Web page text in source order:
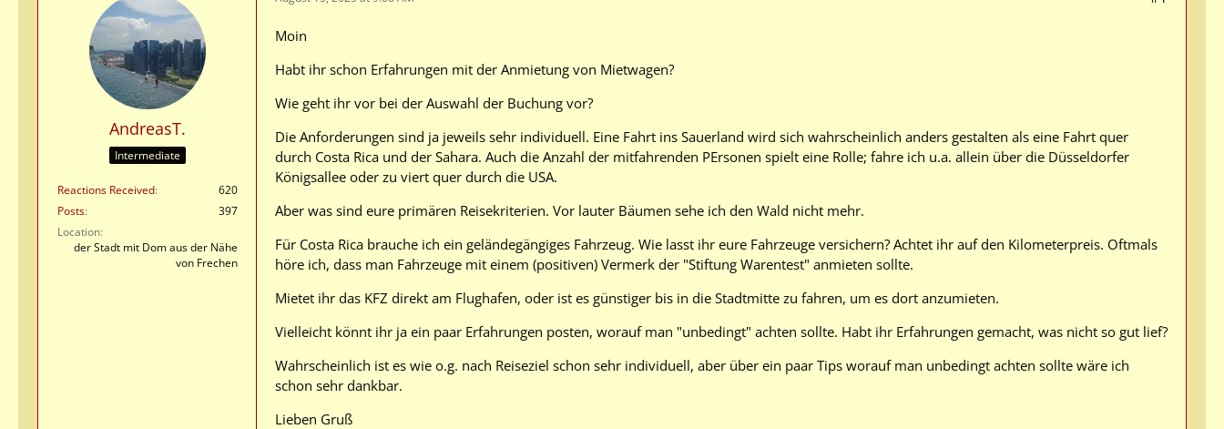
AndreasT.
Intermediate
Reactions Received
620
Posts
397
Location
der Stadt mit Dom aus der Nähe
von Frechen
Moin
Habt ihr schon Erfahrungen mit der Anmietung von Mietwagen?
Wie geht ihr vor bei der Auswahl der Buchung vor?
Die Anforderungen sind ja jeweils sehr individuell. Eine Fahrt ins Sauerland wird sich wahrscheinlich anders gestalten als eine Fahrt quer
durch Costa Rica und der Sahara. Auch die Anzahl der mitfahrenden PErsonen spielt eine Rolle; fahre ich u.a. allein über die Düsseldorfer
Königsallee oder zu viert quer durch die USA.
Aber was sind eure primären Reisekriterien. Vor lauter Bäumen sehe ich den Wald nicht mehr.
Für Costa Rica brauche ich ein geländegängiges Fahrzeug. Wie lasst ihr eure Fahrzeuge versichern? Achtet ihr auf den Kilometerpreis. Oftmals
höre ich, dass man Fahrzeuge mit einem (positiven) Vermerk der "Stiftung Warentest" anmieten sollte.
Mietet ihr das KFZ direkt am Flughafen, oder ist es günstiger bis in die Stadtmitte zu fahren, um es dort anzumieten.
Vielleicht könnt ihr ja ein paar Erfahrungen posten, worauf man "unbedingt" achten sollte. Habt ihr Erfahrungen gemacht, was nicht so gut lief?
Wahrscheinlich ist es wie o.g. nach Reiseziel schon sehr individuell, aber über ein paar Tips worauf man unbedingt achten sollte wäre ich
schon sehr dankbar.
Lieben Gruß